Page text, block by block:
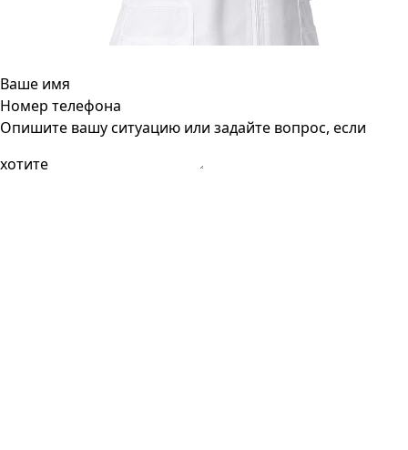
Ваше имя
Номер телефона
Опишите вашу ситуацию или задайте вопрос, если
хотите